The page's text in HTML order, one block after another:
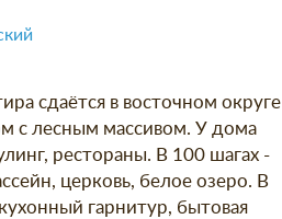
сдаётся в восточном округе
с лесным массивом. У дома
рестораны. В 100 шагах -
церковь, белое озеро. В
гарнитур, бытовая